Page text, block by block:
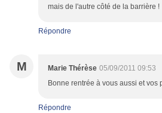
mais de l'autre côté de la barrière !
Répondre
M Marie Thérèse 05/09/2011 09:53
Bonne rentrée à vous aussi et vos
Répondre